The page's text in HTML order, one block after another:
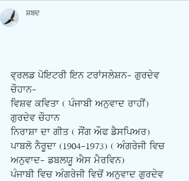
ਸ਼ਬਦ
ਵ੍ਰਲਡ ਪੋਇਟਰੀ ਇਨ ਟਰਾਂਸਲੇਸ਼ਨ- ਗੁਰਦੇਵ
ਚੌਹਾਨ-
ਵਿਸ਼ਵ ਕਵਿਤਾ ( ਪੰਜਾਬੀ ਅਨੁਵਾਦ ਰਾਹੀਂ)
ਗੁਰਦੇਵ ਚੌਹਾਨ
ਨਿਰਾਸ਼ਾ ਦਾ ਗੀਤ ( ਸੌਂਗ ਔਫ ਡੈਸਪਿਅਰ)
ਪਾਬਲੋ ਨੈਰੂਦਾ (1904-1973) ( ਅੰਗਰੇਜੀ ਵਿਚ
ਅਨੁਵਾਦ- ਡਬਲਯੂ ਐਸ ਮੈਰਵਿਨ)
ਪੰਜਾਬੀ ਵਿਚ ਅੰਗਰੇਜੀ ਵਿਚੋਂ ਅਨੁਵਾਦ ਗੁਰਦੇਵ